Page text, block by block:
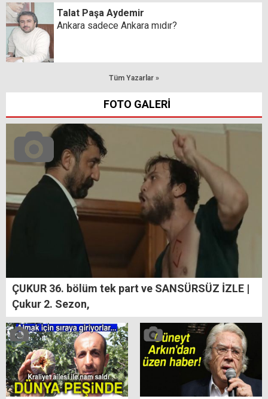
Talat Paşa Aydemir
Ankara sadece Ankara mıdır?
Tüm Yazarlar »
FOTO GALERİ
ÇUKUR 36. bölüm tek part ve SANSÜRSÜZ İZLE |
Çukur 2. Sezon,